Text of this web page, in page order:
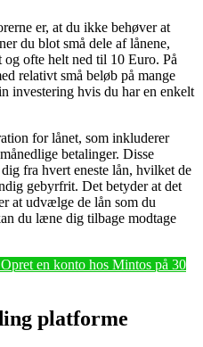
er, at du ikke behøver at
du blot små dele af lånene,
ofte helt ned til 10 Euro. På
relativt små beløb på mange
investering hvis du har en enkelt
for lånet, som inkluderer
betalinger. Disse
fra hvert eneste lån, hvilket de
gebyrfrit. Det betyder at det
at udvælge de lån som du
du læne dig tilbage modtage
en konto hos Mintos på 30
platforme